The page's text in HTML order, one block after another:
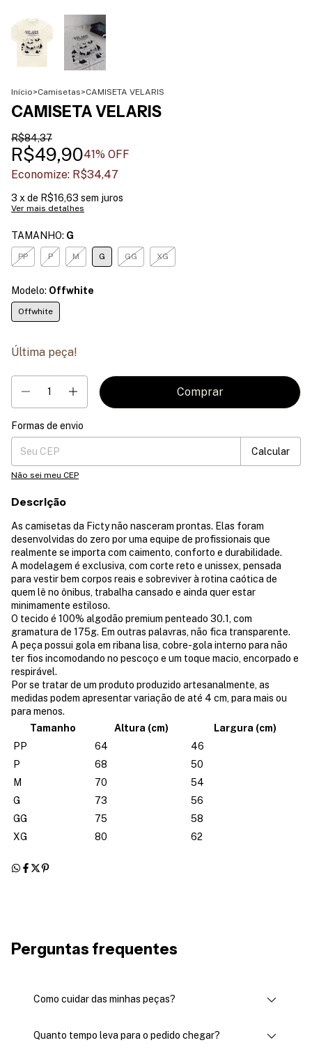
Início>Camisetas>CAMISETA VELARIS
CAMISETA VELARIS
R$84,37
R$49,9041% OFF
Economize: R$34,47
3 x de R$16,63 sem juros
Ver mais detalhes
TAMANHO: G
PP P M G GG XG
Modelo: Offwhite
Offwhite
Última peça!
Entregas para o CEP:
Formas de envio
Calcular
Não sei meu CEP
Descrição
As camisetas da Ficty não nasceram prontas. Elas foram
desenvolvidas do zero por uma equipe de profissionais que
realmente se importa com caimento, conforto e durabilidade.
A modelagem é exclusiva, com corte reto e unissex, pensada
para vestir bem corpos reais e sobreviver à rotina caótica de
quem lê no ônibus, trabalha cansado e ainda quer estar
minimamente estiloso.
O tecido é 100% algodão premium penteado 30.1, com
gramatura de 175g. Em outras palavras, não fica transparente.
A peça possui gola em ribana lisa, cobre-gola interno para não
ter fios incomodando no pescoço e um toque macio, encorpado e
respirável.
Por se tratar de um produto produzido artesanalmente, as
medidas podem apresentar variação de até 4 cm, para mais ou
para menos.
Tamanho
Altura (cm)
Largura (cm)
PP
64
46
P
68
50
M
70
54
G
73
56
GG
75
58
XG
80 62
Perguntas frequentes
Como cuidar das minhas peças?
Quanto tempo leva para o pedido chegar?